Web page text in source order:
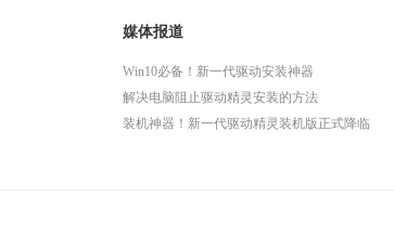
媒体报道
Win10必备！新一代驱动安装神器
解决电脑阻止驱动精灵安装的方法
装机神器！新一代驱动精灵装机版正式降临